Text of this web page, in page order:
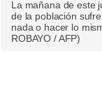
La mañana de este
de la población
nada o hacer lo
ROBAYO / AFP)